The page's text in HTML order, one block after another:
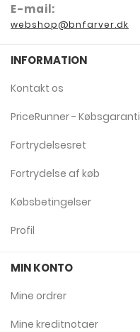
E-mail:
webshop@bnfarver.dk
INFORMATION
Kontakt os
PriceRunner - Købsgaranti
Fortrydelsesret
Fortrydelse af køb
Købsbetingelser
Profil
MIN KONTO
Mine ordrer
Mine kreditnotaer